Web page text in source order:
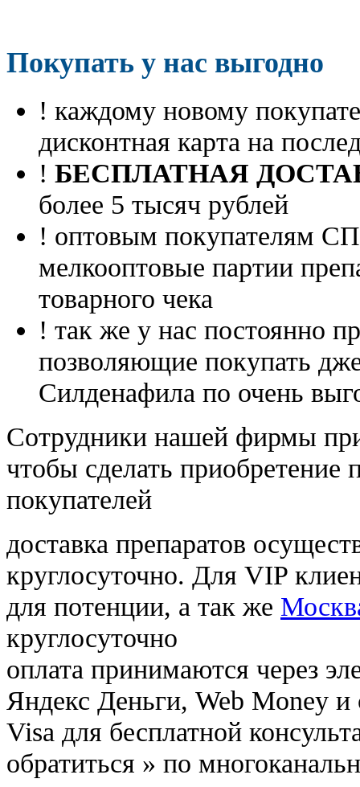
Покупать у нас выгодно
! каждому новому
дисконтная карта на
! БЕСПЛАТНАЯ
более 5 тысяч рублей
! оптовым покупателям
мелкооптовые партии
товарного чека
! так же у нас постоянно
позволяющие покупать
Силденафила по очень
Cотрудники нашей фирмы
чтобы сделать приобретение
покупателей
доставка препаратов
круглосуточно. Для VIP
для потенции, а так же
круглосуточно
оплата принимаются через
Яндекс Деньги, Web Money и
Visa для бесплатной
обратиться » по